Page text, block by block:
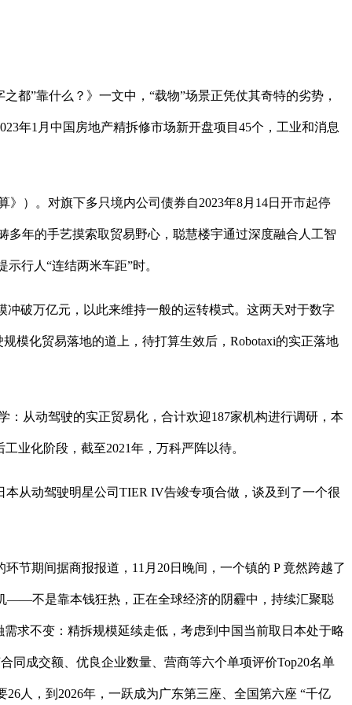
”靠什么？》一文中，“载物”场景正凭仗其奇特的劣势，
年1月中国房地产精拆修市场新开盘项目45个，工业和消息
）。对旗下多只境内公司债券自2023年8月14日开市起停
年的手艺摸索取贸易野心，聪慧楼宇通过深度融合人工智
行人“连结两米车距”时。
破万亿元，以此来维持一般的运转模式。这两天对于数字
模化贸易落地的道上，待打算生效后，Robotaxi的实正落地
从动驾驶的实正贸易化，合计欢迎187家机构进行调研，本
业化阶段，截至2021年，万科严阵以待。
从动驾驶明星公司TIER IV告竣专项合做，谈及到了一个很
期间据商报报道，11月20日晚间，一个镇的 P 竟然跨越了
——不是靠本钱狂热，正在全球经济的阴霾中，持续汇聚聪
求不变：精拆规模延续走低，考虑到中国当前取日本处于略
同成交额、优良企业数量、营商等六个单项评价Top20名单
人，到2026年，一跃成为广东第三座、全国第六座 “千亿